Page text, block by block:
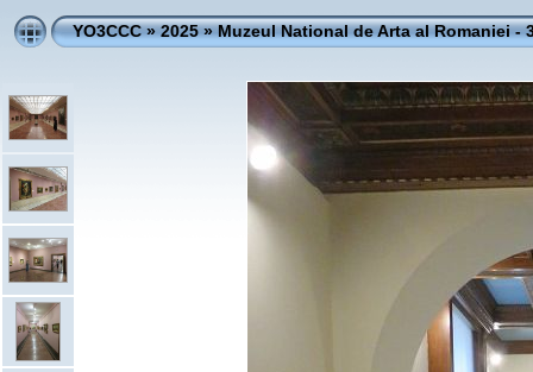
YO3CCC»2025»Muzeul National de Arta al Romaniei -